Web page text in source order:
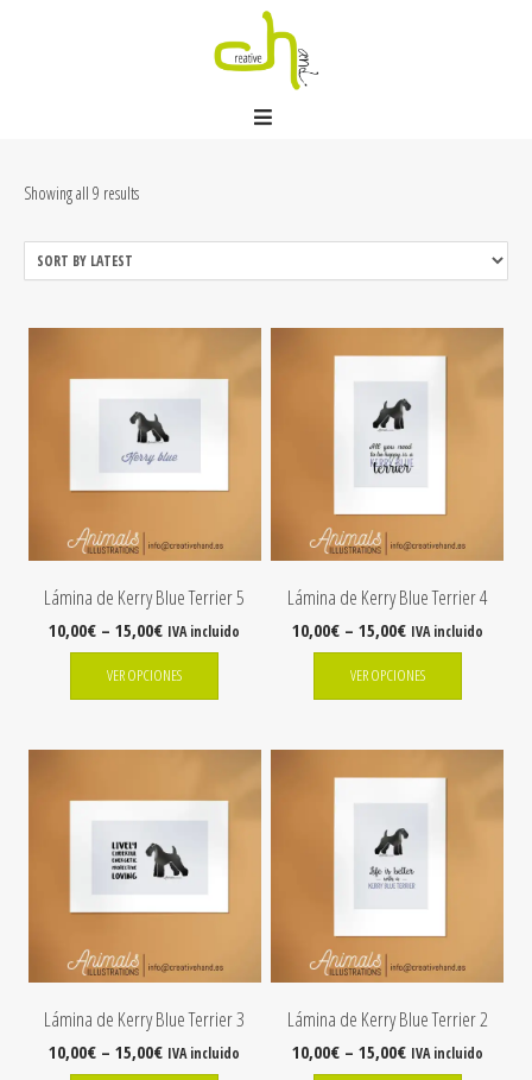
Showing all 9 results
Lámina de Kerry Blue Terrier 5
10,00€ –15,00€ IVA incluido
VER OPCIONES
Lámina de Kerry Blue Terrier 4
10,00€– 15,00€ IVA incluido
VER OPCIONES
Lámina de Kerry Blue Terrier 3
10,00€ –15,00€ IVA incluido
Lámina de Kerry Blue Terrier 2
10,00€– 15,00€ IVA incluido